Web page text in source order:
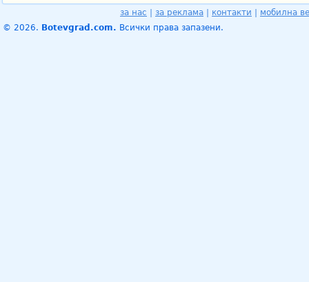
за нас за реклама контакти
мобилна
© 2026. Botevgrad.com. Всички права запазени.